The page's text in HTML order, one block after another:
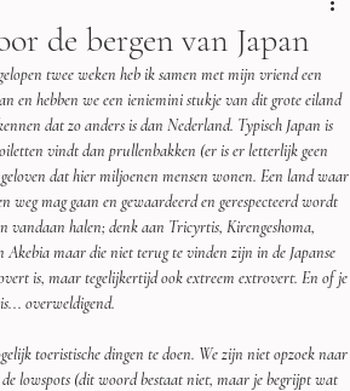
de bergen van Japan
twee weken heb ik samen met mijn vriend een
en hebben we een ieniemini stukje van dit grote eiland
dat zo anders is dan Nederland. Typisch Japan is
vindt dan prullenbakken (er is er letterlijk geen
dat hier miljoenen mensen wonen. Een land waar
mag gaan en gewaardeerd en gerespecteerd wordt
halen; denk aan Tricyrtis, Kirengeshoma,
maar die niet terug te vinden zijn in de Japanse
is, maar tegelijkertijd ook extreem extrovert. En of je
overweldigend.
toeristische dingen te doen. We zijn niet opzoek naar
lowspots (dit woord bestaat niet, maar je begrijpt wat